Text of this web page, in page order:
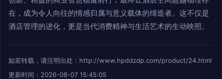
在，成为令人向往的情感归属与意义载体的缔造者。这不仅是
酒店管理的进化，更是当代消费精神与生活艺术的生动映照。
如若转载，请注明出处：http://www.hpddzdp.com/product/24.html
更新时间：2026-08-07 15:45:05